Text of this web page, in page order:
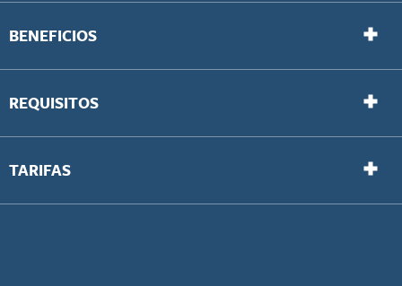
BENEFICIOS
REQUISITOS
TARIFAS